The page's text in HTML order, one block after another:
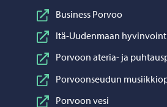
Business Porvoo
Itä-Uudenmaan
Porvoon ateria- ja
Porvoonseudun
Porvoon vesi